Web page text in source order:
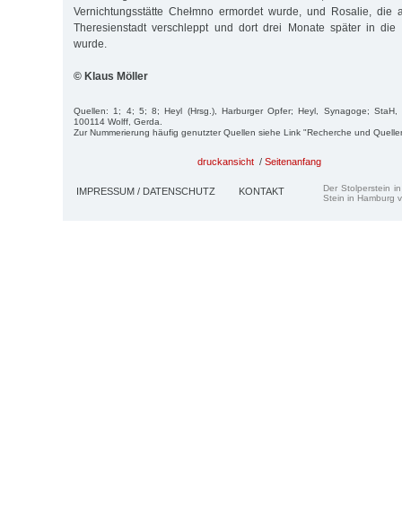
Vernichtungsstätte Chełmno ermordet wurde, und Rosalie,
Theresienstadt verschleppt und dort drei Monate später in die
wurde.
© Klaus Möller
Quellen: 1; 4; 5; 8; Heyl (Hrsg.), Harburger Opfer; Heyl, Synagoge; StaH,
100114 Wolff, Gerda.
Zur Nummerierung häufig genutzter Quellen siehe Link "Recherche und
druckansicht / Seitenanfang
IMPRESSUM / DATENSCHUTZ KONTAKT
Der Stolperstein
Stein in Hamburg